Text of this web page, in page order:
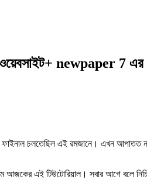
newpaper 7
চলতেছিল এই রমজানে। এখন আপাতত
এই টিউটোরিয়াল। সবার আগে বলে